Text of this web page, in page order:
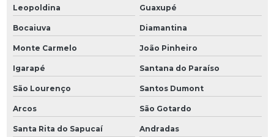
Leopoldina Guaxupé
Bocaiuva Diamantina
Monte Carmelo João Pinheiro
Igarapé Santana do Paraíso
São Lourenço Santos Dumont
Arcos São Gotardo
Santa Rita do Sapucaí Andradas